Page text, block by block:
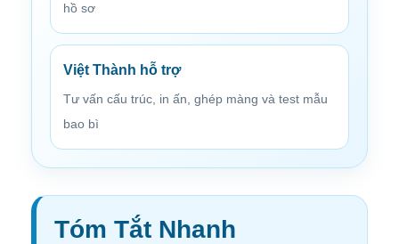
hồ sơ
Việt Thành hỗ trợ
Tư vấn cấu trúc, in ấn, ghép màng và test mẫu
bao bì
Tóm Tắt Nhanh